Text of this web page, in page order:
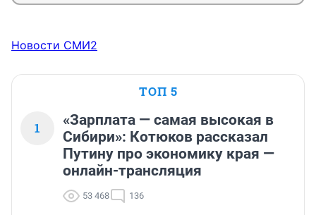
Новости СМИ2
ТОП 5
1
«Зарплата — самая высокая в
Сибири»: Котюков рассказал
Путину про экономику края —
онлайн-трансляция
53 468 136